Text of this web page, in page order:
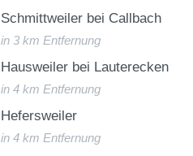
Schmittweiler bei Callbach
in 3 km Entfernung
Hausweiler bei Lauterecken
in 4 km Entfernung
Hefersweiler
in 4 km Entfernung